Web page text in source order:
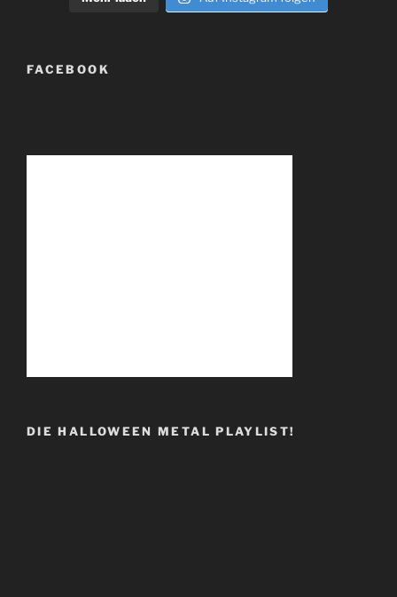
FACEBOOK
DIE HALLOWEEN METAL PLAYLIST!